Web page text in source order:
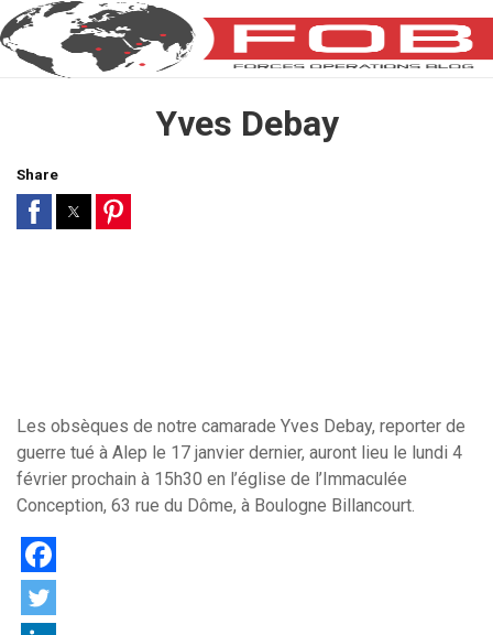
Yves Debay
Share
Les obsèques de notre camarade Yves Debay, reporter de
guerre tué à Alep le 17 janvier dernier, auront lieu le lundi 4
février prochain à 15h30 en l’église de l’Immaculée
Conception, 63 rue du Dôme, à Boulogne Billancourt.